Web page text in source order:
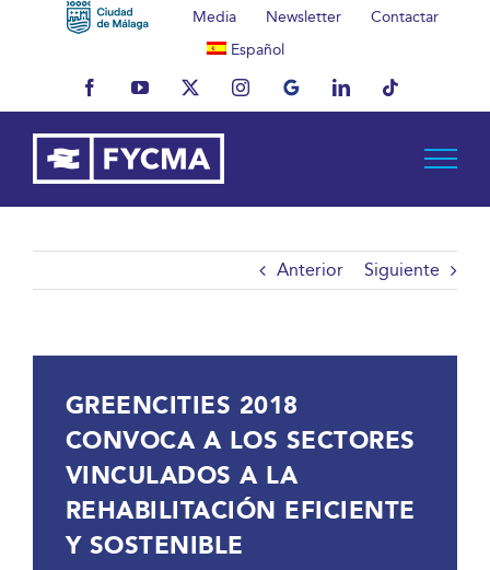
Media Newsletter
Contactar
Español
FacebookYouTubeX InstagramMyBusinessLinkedInTiktok
Anterior Siguiente
GREENCITIES 2018
CONVOCA A LOS SECTORES
VINCULADOS A LA
REHABILITACIÓN EFICIENTE
Y SOSTENIBLE